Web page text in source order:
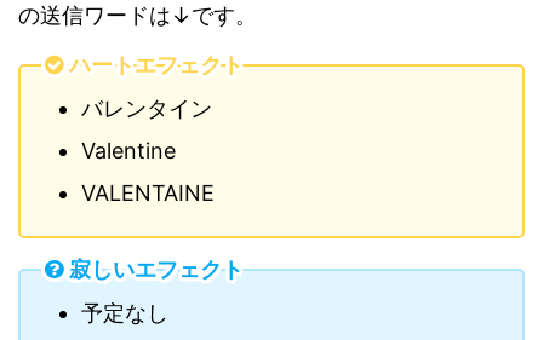
の送信ワードは↓です。
ハートエフェクト
バレンタイン
Valentine
VALENTAINE
寂しいエフェクト
予定なし